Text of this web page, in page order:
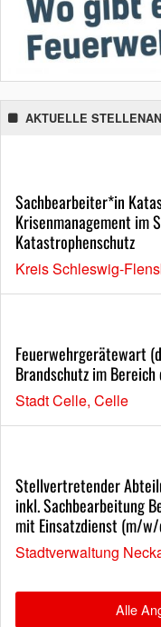
AKTUELLE
Sachbearbeiter*in
Krisenmanagement im
Katastrophenschutz
Kreis Schleswig-
Feuerwehrgerätewart
Brandschutz im
Stadt Celle, Celle
Stellvertretender
inkl. Sachbearbeitung
mit Einsatzdienst (m/
Stadtverwaltung
Alle